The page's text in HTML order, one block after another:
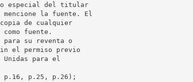
especial del titular
mencione la fuente. El
copia de cualquier
fuente.
su reventa o
el permiso previo
Unidas para el
p.16, p.25, p.26);